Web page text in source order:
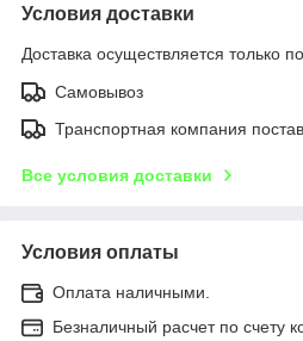
Условия доставки
Доставка осуществляется только
Самовывоз
Транспортная компания
Все условия доставки
Условия оплаты
Оплата наличными.
Безналичный расчет по счету